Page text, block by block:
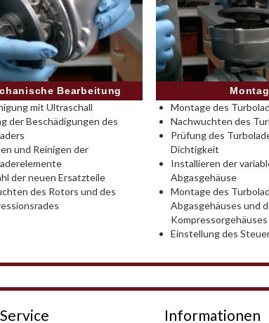
Bearbeitung
mit Ultraschall
der Beschädigungen des
und Reinigen der
der neuen Ersatzteile
des Rotors und des
Montage des
Nachwuchten des
Prüfung des
Dichtigkeit
Installieren der
Abgasgehäuse
Montage des
Abgasgehäuses und
Kompressorgehäuses
Einstellung des
Informationen